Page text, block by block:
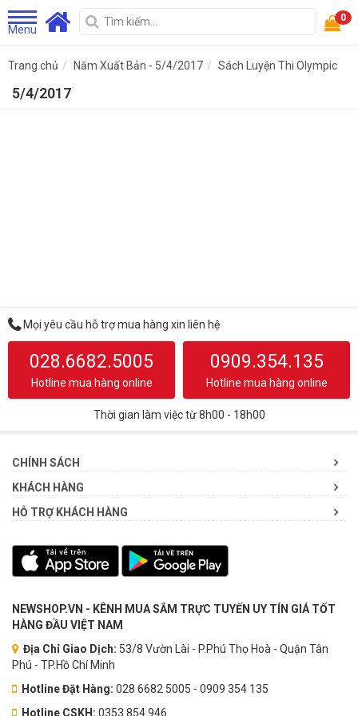
Menu
0
Trang chủ Năm Xuất Bản - 5/4/2017 Sách Luyện Thi Olympic
5/4/2017
Mọi yêu cầu hỗ trợ mua hàng xin liên hệ
028.6682.5005
Hotline mua hàng online
0909.354.135
Hotline mua hàng online
Thời gian làm việc từ 8h00 - 18h00
CHÍNH SÁCH
KHÁCH HÀNG
HỖ TRỢ KHÁCH HÀNG
NEWSHOP.VN - KÊNH MUA SẮM TRỰC TUYẾN UY TÍN GIÁ TỐT
HÀNG ĐẦU VIỆT NAM
Địa Chỉ Giao Dịch: 53/8 Vườn Lài - P.Phú Thọ Hoà - Quận Tân
Phú - TP.Hồ Chí Minh
Hotline Đặt Hàng: 028 6682 5005 - 0909 354 135
Hotline CSKH: 0353.854.946